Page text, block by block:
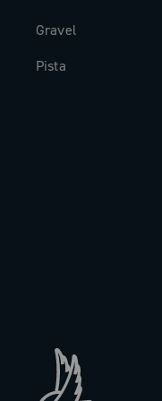
Gravel
Pista